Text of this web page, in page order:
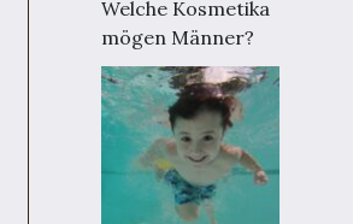
Welche Kosmetika
mögen Männer?